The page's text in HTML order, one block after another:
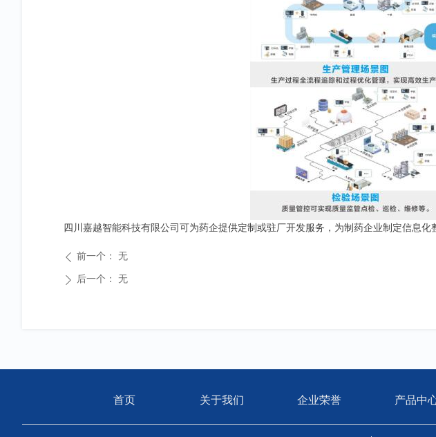
四川嘉越智能科技有限公司可为药企提供定制或驻厂开发服务，为制药企业制定信息化
ꄴ 前一个： 无
ꄲ 后一个： 无
首页 关于我们 产品中
企业荣誉